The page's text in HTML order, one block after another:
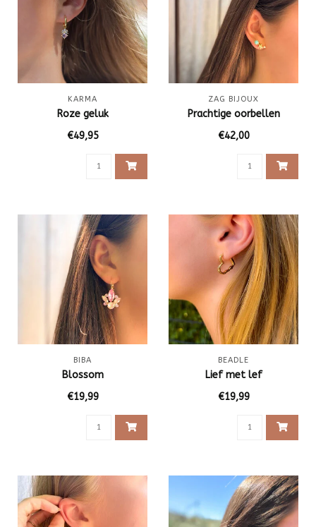
KARMA
Roze geluk
€49,95
ZAG BIJOUX
Prachtige oorbellen
€42,00
BIBA
Blossom
€19,99
BEADLE
Lief met lef
€19,99